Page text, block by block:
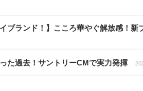
ブランド！】こころ華やぐ解放感！
た過去！サントリーCMで実力発揮